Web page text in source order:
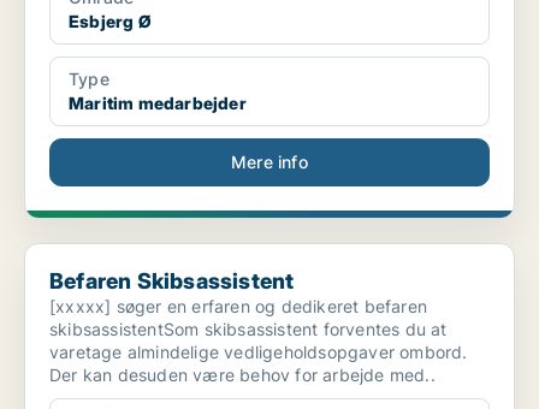
Esbjerg Ø
Type
Maritim medarbejder
Mere info
Befaren Skibsassistent
Befaren Skibsassistent
[xxxxx] søger en erfaren og dedikeret befaren
skibsassistentSom skibsassistent forventes du at
varetage almindelige vedligeholdsopgaver ombord.
Der kan desuden være behov for arbejde med..